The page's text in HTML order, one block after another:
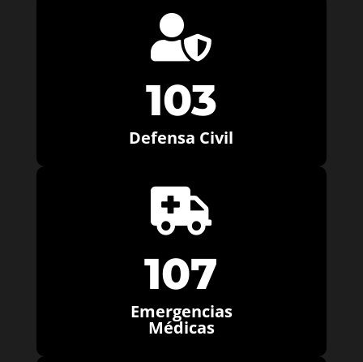

103
Defensa Civil

107
Emergencias
Médicas